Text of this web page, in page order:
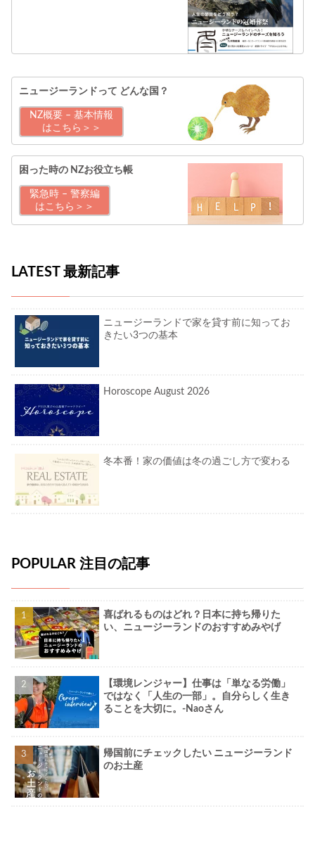
ニュージーランドって どんな国？
NZ概要 – 基本情報
はこちら＞＞
困った時の NZお役立ち帳
緊急時 – 警察編
はこちら＞＞
LATEST 最新記事
ニュージーランドで家を貸す前に知ってお
きたい3つの基本
Horoscope August 2026
冬本番！家の価値は冬の過ごし方で変わる
POPULAR 注目の記事
喜ばれるものはどれ？日本に持ち帰りた
い、ニュージーランドのおすすめみやげ
【環境レンジャー】仕事は「単なる労働」
ではなく「人生の一部」。自分らしく生き
ることを大切に。-Naoさん
帰国前にチェックしたい ニュージーランド
のお土産